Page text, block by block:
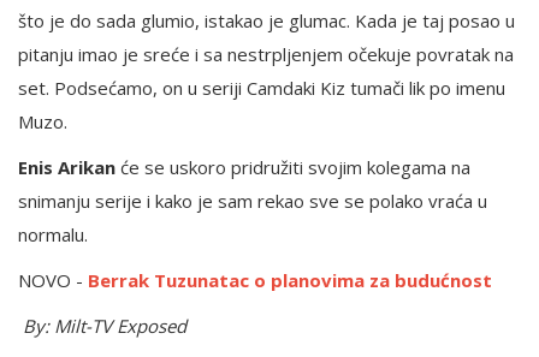
što je do sada glumio, istakao je glumac. Kada je taj posao u
pitanju imao je sreće i sa nestrpljenjem očekuje povratak na
set. Podsećamo, on u seriji Camdaki Kiz tumači lik po imenu
Muzo.
Enis Arikan će se uskoro pridružiti svojim kolegama na
snimanju serije i kako je sam rekao sve se polako vraća u
normalu.
NOVO - Berrak Tuzunatac o planovima za budućnost
By: Milt-TV Exposed